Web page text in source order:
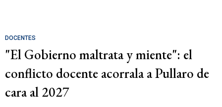
DOCENTES
"El Gobierno maltrata y miente": el
conflicto docente acorrala a Pullaro de
cara al 2027